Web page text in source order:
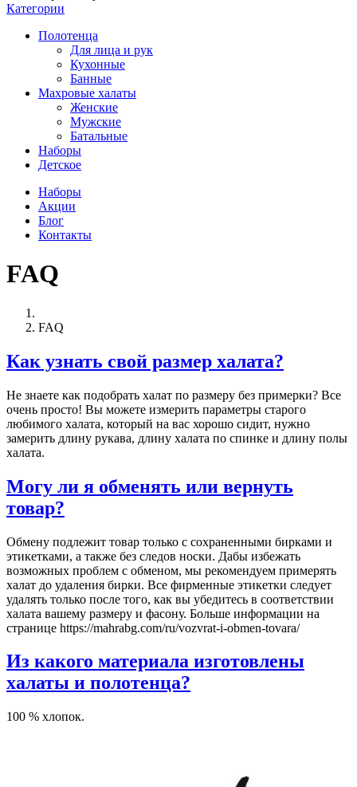
Категории
Полотенца
Для лица и рук
Кухонные
Банные
Махровые халаты
Женские
Мужские
Батальные
Наборы
Детское
Наборы
Акции
Блог
Контакты
FAQ
FAQ
Как узнать свой размер халата?
Не знаете как подобрать халат по размеру без примерки? Все
очень просто! Вы можете измерить параметры старого
любимого халата, который на вас хорошо сидит, нужно
замерить длину рукава, длину халата по спинке и длину полы
халата.
Могу ли я обменять или вернуть
товар?
Обмену подлежит товар только с сохраненными бирками и
этикетками, а также без следов носки. Дабы избежать
возможных проблем с обменом, мы рекомендуем примерять
халат до удаления бирки. Все фирменные этикетки следует
удалять только после того, как вы убедитесь в соответствии
халата вашему размеру и фасону. Больше информации на
странице https://mahrabg.com/ru/vozvrat-i-obmen-tovara/
Из какого материала изготовлены
халаты и полотенца?
100 % хлопок.